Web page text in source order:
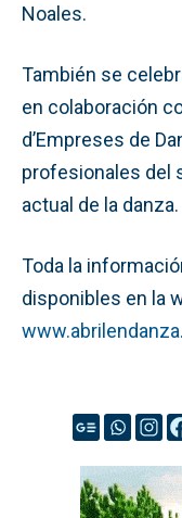
Noales.
También se
en colaboración
d’Empreses de
profesionales del
actual de la danza.
Toda la
disponibles en la